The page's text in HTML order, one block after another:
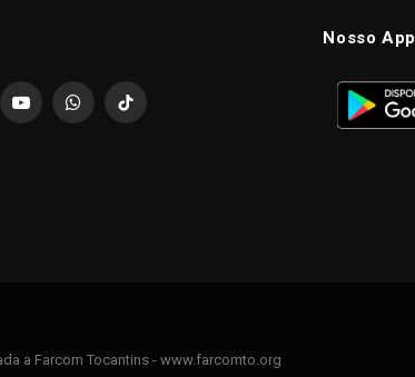
YouTubeWhatsAppTikTok
Nosso App
a Farcom Tocantins - www.farcomto.org